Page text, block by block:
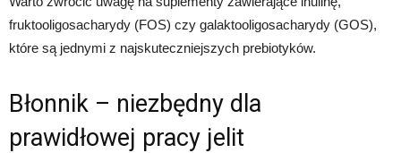
fruktooligosacharydy (FOS) czy galaktooligosacharydy (GOS),
które są jednymi z najskuteczniejszych prebiotyków.
Błonnik – niezbędny dla
prawidłowej pracy jelit